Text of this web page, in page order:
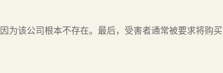
为该公司根本不存在。最后，受害者通常被要求将购买